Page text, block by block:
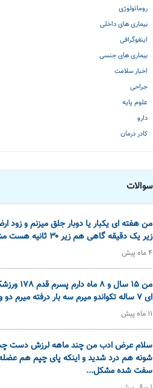
روماتولوژی
بیماری های داخلی
اینفوگرافی
بیماری های جنسی
اخبار سلامت
جراحی
علوم پایه
دارو
کادر درمان
سوالات
من هفته ای یکبار یا دوبار جلق میزنم و زود
زیر یک دقیقه گاهی هم زیر ۳۰ ثانیه هست مشکلم...
4 ماه پیش
من 15 سال و 8
ای 7 ساله تکواندو میرم سه بار درفته میرم دو و طناب...
11 ماه پیش
سلام عرض ادب من چند ماهه لرزش دست
شونه هم درد شدید و اینکه پای چپم هم
سفت شده مشکل...